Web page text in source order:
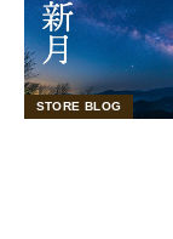
STORE BLOG